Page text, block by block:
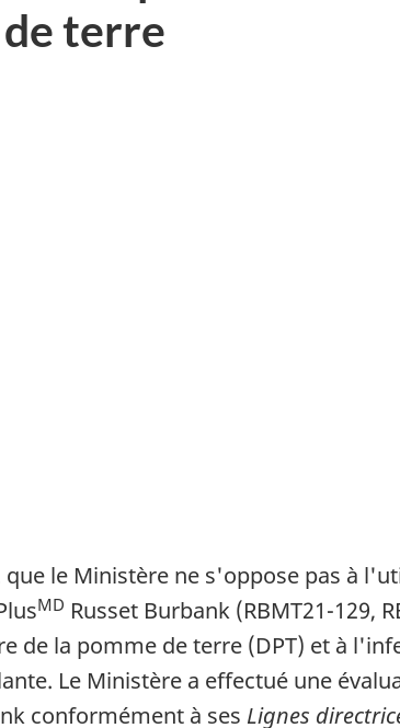
terre
que le Ministère ne s'oppose pas à
MD Russet Burbank (RBMT21-129,
de la pomme de terre (DPT) et à
Le Ministère a effectué une
conformément à ses Lignes